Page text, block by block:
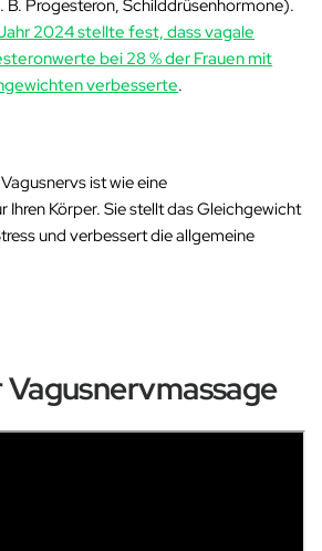
Progesteron, Schilddrüsenhormone).
2024 stellte fest, dass vagale
bei 28 % der Frauen mit
verbesserte.
ist wie eine
Ihren Körper. Sie stellt das Gleichgewicht
und verbessert die allgemeine